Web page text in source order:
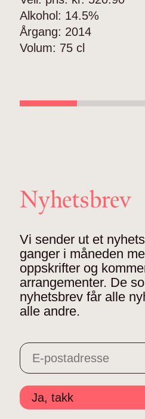
Alkohol: 14.5%
Årgang: 2014
Volum: 75 cl
Nyhetsbrev
Vi sender ut et
ganger i måneden
oppskrifter og
arrangementer. De
nyhetsbrev får alle
alle andre.
Ja, takk